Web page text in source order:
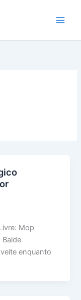
Mop
Balde
enquanto